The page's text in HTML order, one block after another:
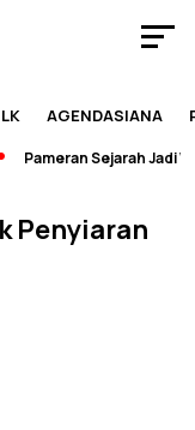
AGENDASIANA
Pameran Sejarah Jadi
Penyiaran